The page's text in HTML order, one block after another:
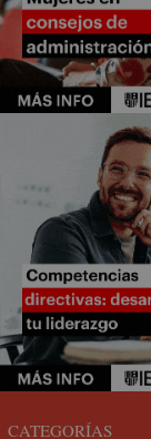
CATEGORÍAS